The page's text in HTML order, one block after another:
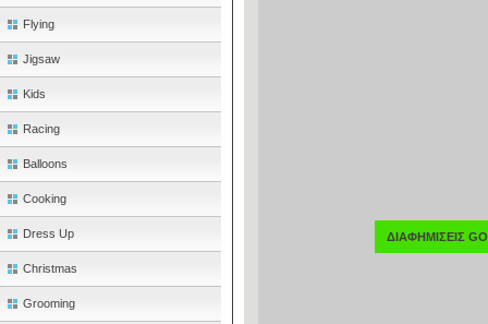
Flying
Jigsaw
Kids
Racing
Balloons
Cooking
Dress Up
Christmas
Grooming
ΔΙΑΦΗΜΙΣΕΙΣ